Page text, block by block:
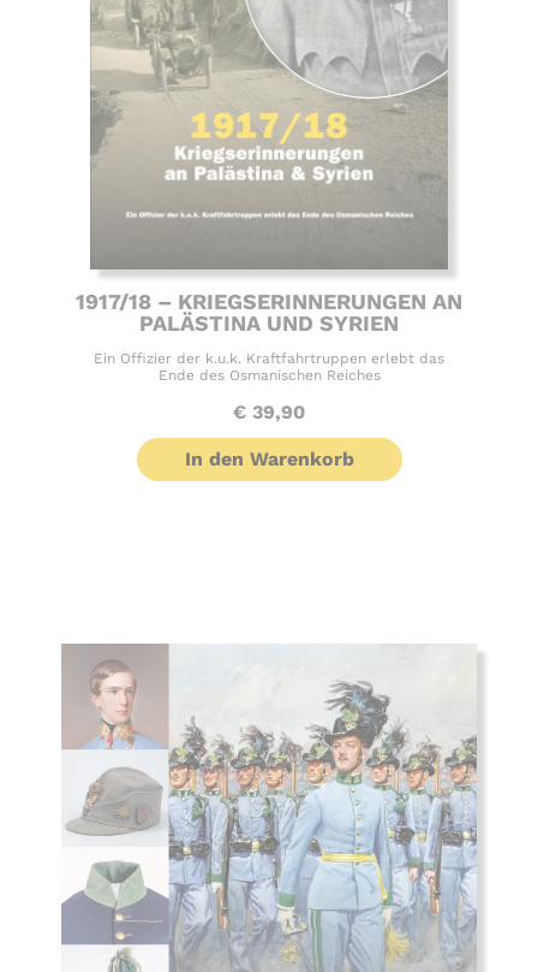
1917/18 – KRIEGSERINNERUNGEN AN
PALÄSTINA UND SYRIEN
Ein Offizier der k.u.k. Kraftfahrtruppen erlebt das
Ende des Osmanischen Reiches
€ 39,90
In den Warenkorb